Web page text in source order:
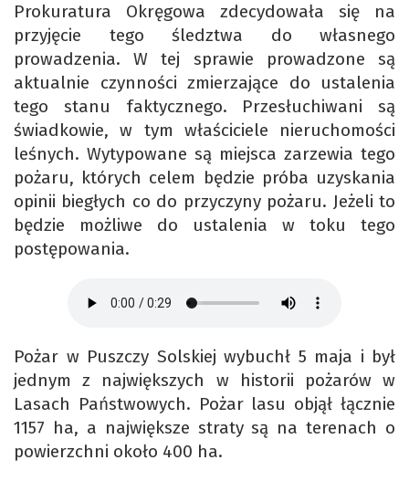
Prokuratura Okręgowa zdecydowała się na
przyjęcie tego śledztwa do własnego
prowadzenia. W tej sprawie prowadzone są
aktualnie czynności zmierzające do ustalenia
tego stanu faktycznego. Przesłuchiwani są
świadkowie, w tym właściciele nieruchomości
leśnych. Wytypowane są miejsca zarzewia tego
pożaru, których celem będzie próba uzyskania
opinii biegłych co do przyczyny pożaru. Jeżeli to
będzie możliwe do ustalenia w toku tego
postępowania.
Pożar w Puszczy Solskiej wybuchł 5 maja i był
jednym z największych w historii pożarów w
Lasach Państwowych. Pożar lasu objął łącznie
1157 ha, a największe straty są na terenach o
powierzchni około 400 ha.